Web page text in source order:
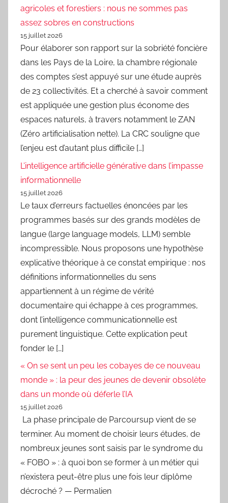
agricoles et forestiers : nous ne sommes pas
assez sobres en constructions
15 juillet 2026
Pour élaborer son rapport sur la sobriété foncière
dans les Pays de la Loire, la chambre régionale
des comptes s’est appuyé sur une étude auprès
de 23 collectivités. Et a cherché à savoir comment
est appliquée une gestion plus économe des
espaces naturels, à travers notamment le ZAN
(Zéro artificialisation nette). La CRC souligne que
l’enjeu est d’autant plus difficile […]
L’intelligence artificielle générative dans l’impasse
informationnelle
15 juillet 2026
Le taux d’erreurs factuelles énoncées par les
programmes basés sur des grands modèles de
langue (large language models, LLM) semble
incompressible. Nous proposons une hypothèse
explicative théorique à ce constat empirique : nos
définitions informationnelles du sens
appartiennent à un régime de vérité
documentaire qui échappe à ces programmes,
dont l’intelligence communicationnelle est
purement linguistique. Cette explication peut
fonder le […]
« On se sent un peu les cobayes de ce nouveau
monde » : la peur des jeunes de devenir obsolète
dans un monde où déferle l’IA
15 juillet 2026
La phase principale de Parcoursup vient de se
terminer. Au moment de choisir leurs études, de
nombreux jeunes sont saisis par le syndrome du
« FOBO » : à quoi bon se former à un métier qui
n’existera peut-être plus une fois leur diplôme
décroché ? — Permalien